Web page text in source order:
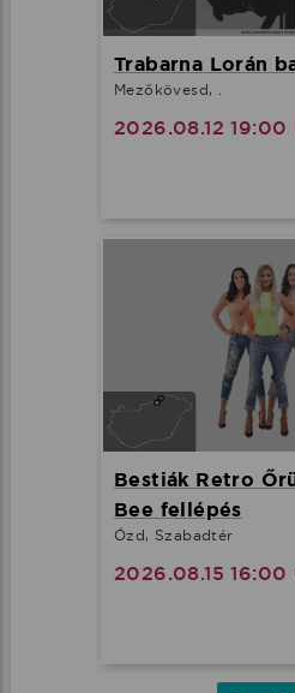
Trabarna Lorán
Mezőkövesd, .
2026.08.12 19:00
Bestiák Retro
Bee fellépés
Ózd, Szabadtér
2026.08.15 16:00